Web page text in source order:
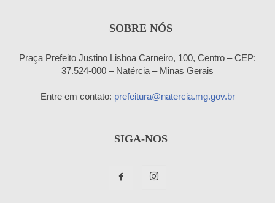
SOBRE NÓS
Praça Prefeito Justino Lisboa Carneiro, 100, Centro – CEP:
37.524-000 – Natércia – Minas Gerais
Entre em contato: prefeitura@natercia.mg.gov.br
SIGA-NOS